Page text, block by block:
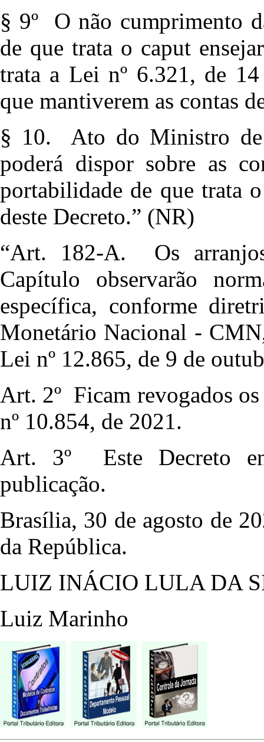
§ 9º O não cumprimento
de que trata o caput
trata a Lei nº 6.321, de
que mantiverem as contas
§ 10. Ato do Ministro de
poderá dispor sobre as
portabilidade de que trata
deste Decreto.” (NR)
“Art. 182-A. Os
Capítulo observarão
específica, conforme
Monetário Nacional -
Lei nº 12.865, de 9 de
Art. 2º Ficam revogados
nº 10.854, de 2021.
Art. 3º Este Decreto
publicação.
Brasília, 30 de agosto de
da República.
LUIZ INÁCIO LULA DA
Luiz Marinho